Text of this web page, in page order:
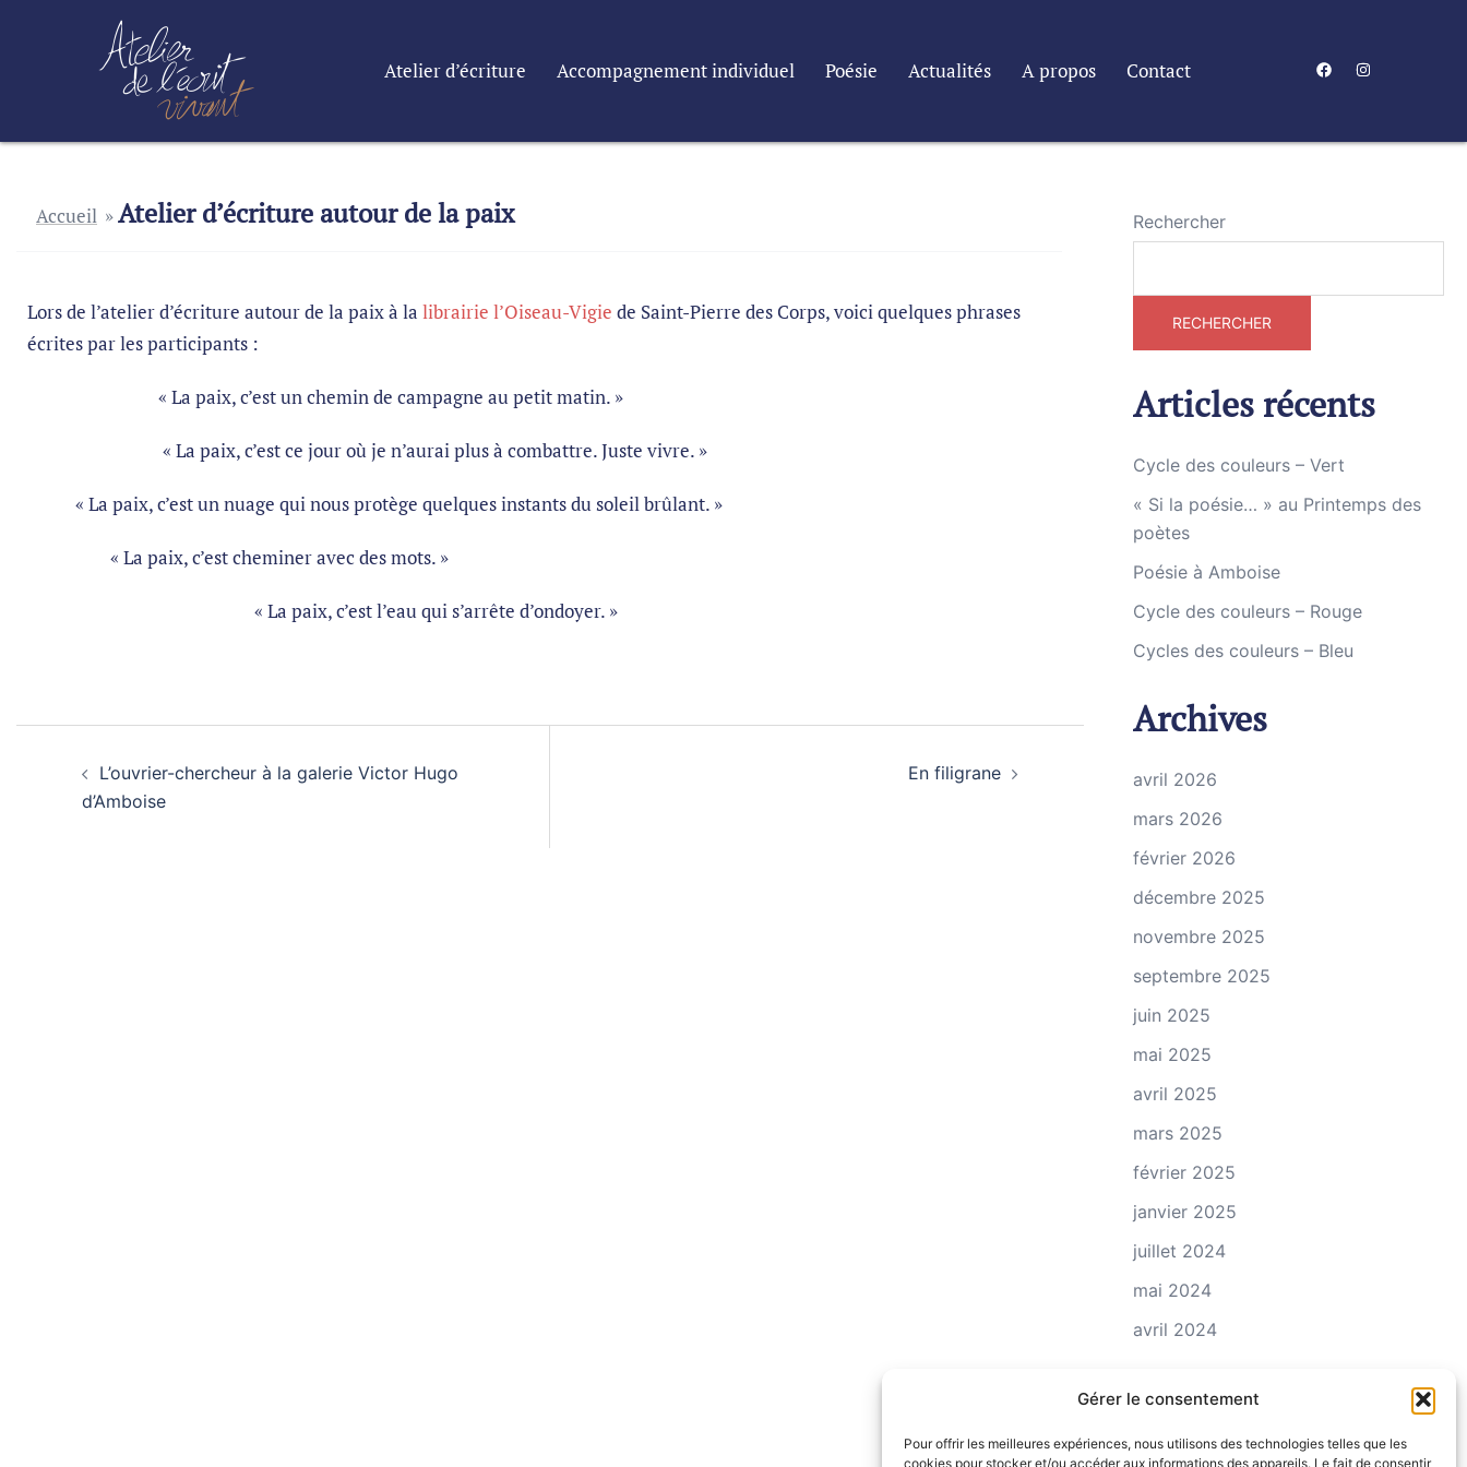
Gérer le consentement
Pour offrir les meilleures expériences, nous utilisons des technologies telles que les
cookies pour stocker et/ou accéder aux informations des appareils. Le fait de consentir
Atelier d’écriture Accompagnement individuel Poésie Actualités A propos Contact
Accueil »Atelier d’écriture autour de la paix
Lors de l’atelier d’écriture autour de la paix à la librairie l’Oiseau-Vigie de Saint-Pierre des Corps, voici quelques phrases
écrites par les participants :
« La paix, c’est un chemin de campagne au petit matin. »
« La paix, c’est ce jour où je n’aurai plus à combattre. Juste vivre. »
« La paix, c’est un nuage qui nous protège quelques instants du soleil brûlant. »
« La paix, c’est cheminer avec des mots. »
« La paix, c’est l’eau qui s’arrête d’ondoyer. »
L’ouvrier-chercheur à la galerie Victor Hugo
d’Amboise
En filigrane
Rechercher
RECHERCHER
Articles récents
Cycle des couleurs – Vert
« Si la poésie… » au Printemps des
poètes
Poésie à Amboise
Cycle des couleurs – Rouge
Cycles des couleurs – Bleu
Archives
avril 2026
mars 2026
février 2026
décembre 2025
novembre 2025
septembre 2025
juin 2025
mai 2025
avril 2025
mars 2025
février 2025
janvier 2025
juillet 2024
mai 2024
avril 2024